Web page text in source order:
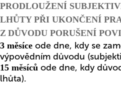
PRODLOUŽENÍ
LHŮTY PŘI UKONČENÍ
Z DŮVODU PORUŠENÍ
3 měsíce ode dne, kdy se
výpovědním důvodu
15 měsíců ode dne, kdy
lhůta).